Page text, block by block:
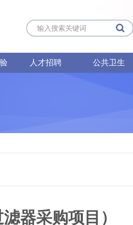

人才招聘 公共卫生
器采购项目）